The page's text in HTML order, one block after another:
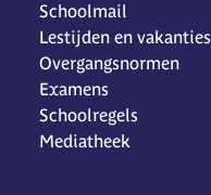
Schoolmail
Lestijden en vakanties
Overgangsnormen
Examens
Schoolregels
Mediatheek